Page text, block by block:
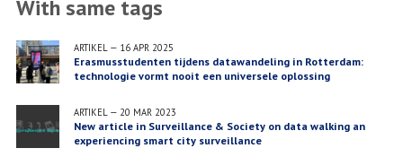
With same tags
ARTIKEL — 16 APR 2025
Erasmusstudenten tijdens datawandeling in Rotterdam:
technologie vormt nooit een universele oplossing
ARTIKEL — 20 MAR 2023
New article in Surveillance & Society on data walking an
experiencing smart city surveillance